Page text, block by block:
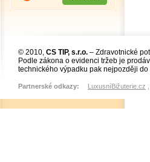
© 2010, CS TIP, s.r.o. – Zdravotnické
Podle zákona o evidenci tržeb je
technického výpadku pak nejpozději do
Partnerské odkazy: LuxusníBižuterie.cz